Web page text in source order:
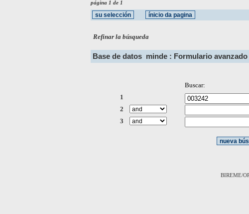
página 1 de 1
Refinar la búsqueda
Base de datos minde : Formulario avanzado
Buscar:
1
2
3
BIREME/